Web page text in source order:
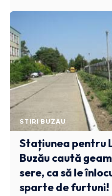
STIRI BUZAU
Stațiunea pentru
Buzău caută
sere, ca să le
sparte de furtuni!